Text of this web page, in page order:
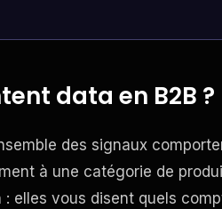
data en B2B ?
des signaux
à une catégorie de
elles vous disent quels